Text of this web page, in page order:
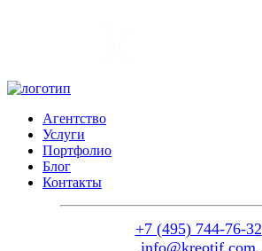
Агентство
Услуги
Портфолио
Блог
Контакты
+7 (495) 744-76-32
info@kreotif.com